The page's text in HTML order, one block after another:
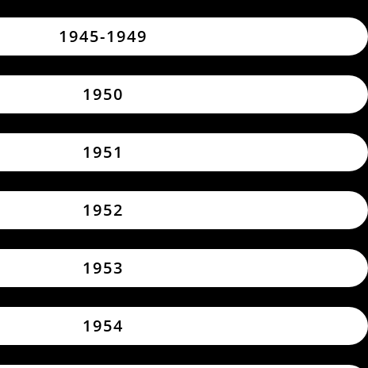
1945-1949
1950
1951
1952
1953
1954